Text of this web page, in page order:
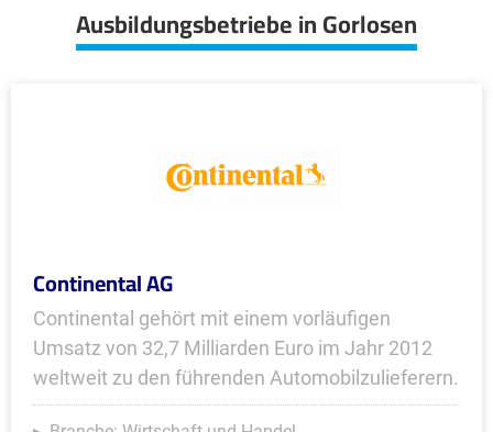
Ausbildungsbetriebe in Gorlosen
Continental AG
Continental gehört mit einem vorläufigen
Umsatz von 32,7 Milliarden Euro im Jahr 2012
weltweit zu den führenden Automobilzulieferern.